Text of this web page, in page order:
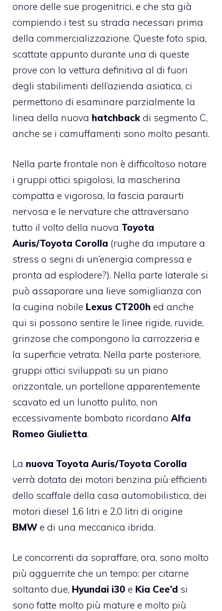
onore delle sue progenitrici, e che sta già
compiendo i test su strada necessari prima
della commercializzazione. Queste foto spia,
scattate appunto durante una di queste
prove con la vettura definitiva al di fuori
degli stabilimenti dell’azienda asiatica, ci
permettono di esaminare parzialmente la
linea della nuova hatchback di segmento C,
anche se i camuffamenti sono molto pesanti.
Nella parte frontale non è difficoltoso notare
i gruppi ottici spigolosi, la mascherina
compatta e vigorosa, la fascia paraurti
nervosa e le nervature che attraversano
tutto il volto della nuova Toyota
Auris/Toyota Corolla (rughe da imputare a
stress o segni di un’energia compressa e
pronta ad esplodere?). Nella parte laterale si
può assaporare una lieve somiglianza con
la cugina nobile Lexus CT200h ed anche
qui si possono sentire le linee rigide, ruvide,
grinzose che compongono la carrozzeria e
la superficie vetrata. Nella parte posteriore,
gruppi ottici sviluppati su un piano
orizzontale, un portellone apparentemente
scavato ed un lunotto pulito, non
eccessivamente bombato ricordano Alfa
Romeo Giulietta.
La nuova Toyota Auris/Toyota Corolla
verrà dotata dei motori benzina più efficienti
dello scaffale della casa automobilistica, dei
motori diesel 1,6 litri e 2,0 litri di origine
BMW e di una meccanica ibrida.
Le concorrenti da sopraffare, ora, sono molto
più agguerrite che un tempo: per citarne
soltanto due, Hyundai i30 e Kia Cee’d si
sono fatte molto più mature e molto più